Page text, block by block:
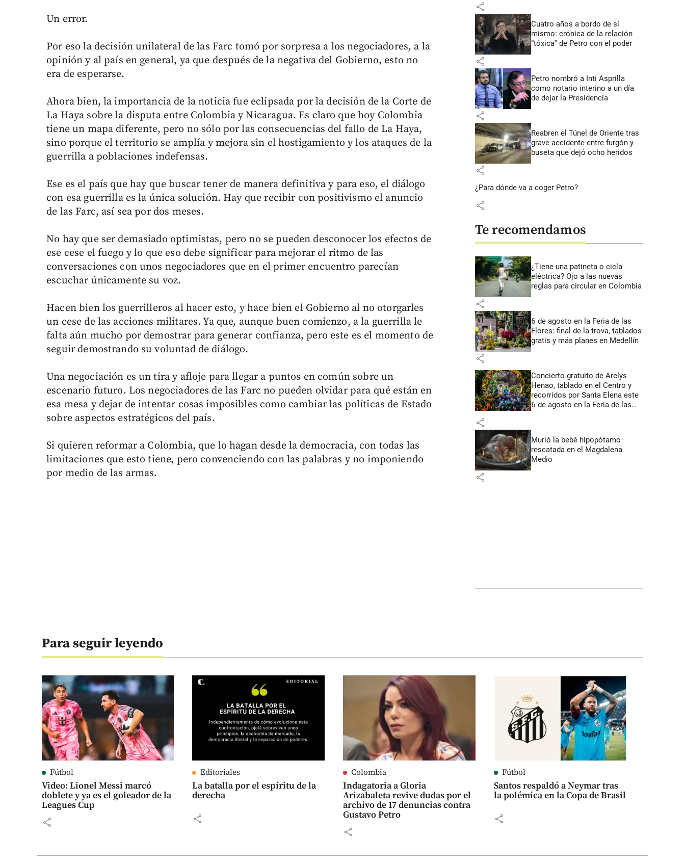
Un error.
Por eso la decisión unilateral de las Farc tomó por sorpresa a los negociadores, a la
opinión y al país en general, ya que después de la negativa del Gobierno, esto no
era de esperarse.
Ahora bien, la importancia de la noticia fue eclipsada por la decisión de la Corte de
La Haya sobre la disputa entre Colombia y Nicaragua. Es claro que hoy Colombia
tiene un mapa diferente, pero no sólo por las consecuencias del fallo de La Haya,
sino porque el territorio se amplía y mejora sin el hostigamiento y los ataques de la
guerrilla a poblaciones indefensas.
Ese es el país que hay que buscar tener de manera definitiva y para eso, el diálogo
con esa guerrilla es la única solución. Hay que recibir con positivismo el anuncio
de las Farc, así sea por dos meses.
No hay que ser demasiado optimistas, pero no se pueden desconocer los efectos de
ese cese el fuego y lo que eso debe significar para mejorar el ritmo de las
conversaciones con unos negociadores que en el primer encuentro parecían
escuchar únicamente su voz.
Hacen bien los guerrilleros al hacer esto, y hace bien el Gobierno al no otorgarles
un cese de las acciones militares. Ya que, aunque buen comienzo, a la guerrilla le
falta aún mucho por demostrar para generar confianza, pero este es el momento de
seguir demostrando su voluntad de diálogo.
Una negociación es un tira y afloje para llegar a puntos en común sobre un
escenario futuro. Los negociadores de las Farc no pueden olvidar para qué están en
esa mesa y dejar de intentar cosas imposibles como cambiar las políticas de Estado
sobre aspectos estratégicos del país.
Si quieren reformar a Colombia, que lo hagan desde la democracia, con todas las
limitaciones que esto tiene, pero convenciendo con las palabras y no imponiendo
por medio de las armas.
share
Cuatro años a bordo de sí
mismo: crónica de la relación
“tóxica” de Petro con el poder
share
Petro nombró a Inti Asprilla
como notario interino a un día
de dejar la Presidencia
share
Reabren el Túnel de Oriente tras
grave accidente entre furgón y
buseta que dejó ocho heridos
share
¿Para dónde va a coger Petro?
share
Te recomendamos
¿Tiene una patineta o cicla
eléctrica? Ojo a las nuevas
reglas para circular en Colombia
share
6 de agosto en la Feria de las
Flores: final de la trova, tablados
gratis y más planes en Medellín
share
Concierto gratuito de Arelys
Henao, tablado en el Centro y
recorridos por Santa Elena este
6 de agosto en la Feria de las
share
Murió la bebé hipopótamo
rescatada en el Magdalena
Medio
share
Para seguir leyendo
Fútbol
Video: Lionel Messi marcó
doblete y ya es el goleador de la
Leagues Cup
share
Editoriales
La batalla por el espíritu de la
derecha
share
Colombia
Indagatoria a Gloria
Arizabaleta revive dudas por el
archivo de 17 denuncias contra
Gustavo Petro
share
Fútbol
Santos respaldó a Neymar tras
la polémica en la Copa de Brasil
share